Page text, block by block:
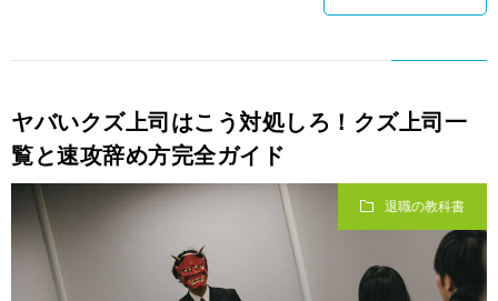
ヤバいクズ上司はこう対処しろ！クズ上司一
覧と速攻辞め方完全ガイド
退職の教科書